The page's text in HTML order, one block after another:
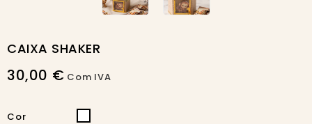
Novo
CAIXA SHAKER
30,00 € Com IVA
Cor INCOLOR